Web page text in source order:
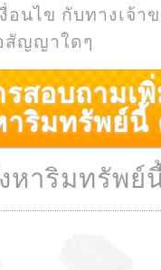
อนไข กับทางเจ้
สัญญาใดๆ
สอบถามเ
าริมทรัพย์นี้
หาริมทรัพย์